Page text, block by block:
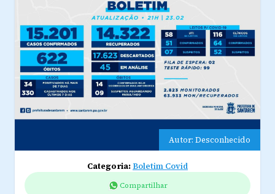
Autor: Desconhecido
Categoria:Boletim Covid
Compartilhar